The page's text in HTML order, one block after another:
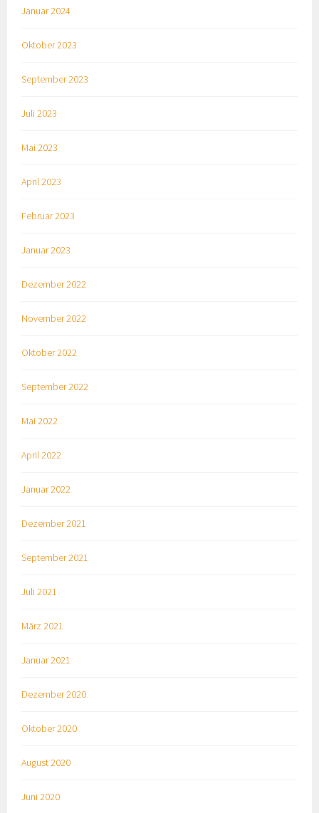
Januar 2024
Oktober 2023
September 2023
Juli 2023
Mai 2023
April 2023
Februar 2023
Januar 2023
Dezember 2022
November 2022
Oktober 2022
September 2022
Mai 2022
April 2022
Januar 2022
Dezember 2021
September 2021
Juli 2021
März 2021
Januar 2021
Dezember 2020
Oktober 2020
August 2020
Juni 2020